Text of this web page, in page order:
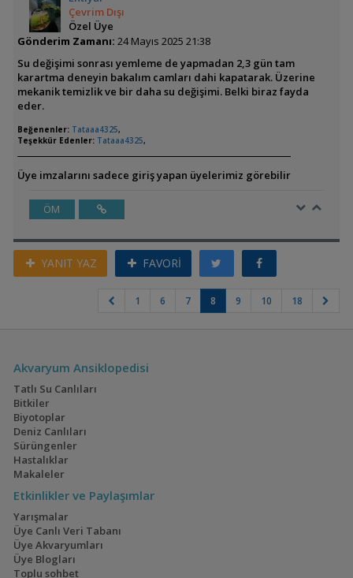
Çevrim Dışı
Özel Üye
Gönderim Zamanı: 24 Mayıs 2025 21:38
Su değişimi sonrası yemleme de yapmadan 2,3 gün tam
karartma deneyin bakalım camları dahi kapatarak. Üzerine
mekanik temizlik ve bir daha su değişimi. Belki biraz fayda
eder.
Beğenenler: Tataaa4325,
Teşekkür Edenler: Tataaa4325,
Üye imzalarını sadece giriş yapan üyelerimiz görebilir
ÖM
YANIT YAZ FAVORİ
1 6 7 8 9 10 18
Akvaryum Ansiklopedisi
Tatlı Su Canlıları
Bitkiler
Biyotoplar
Deniz Canlıları
Sürüngenler
Hastalıklar
Makaleler
Etkinlikler ve Paylaşımlar
Yarışmalar
Üye Canlı Veri Tabanı
Üye Akvaryumları
Üye Blogları
Toplu sohbet